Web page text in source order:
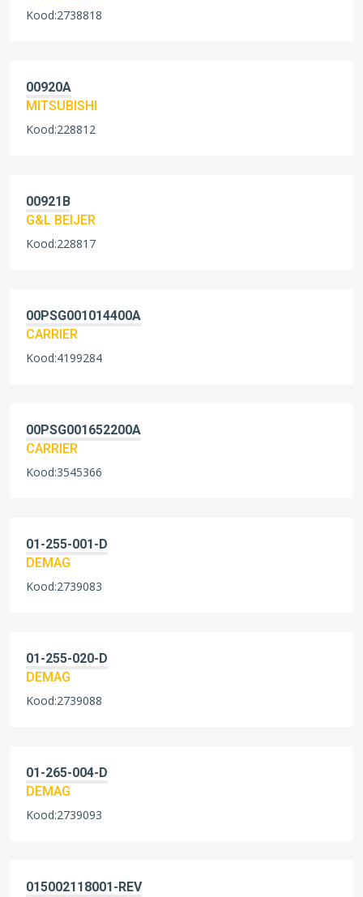
Kood:2738818
00920A
MITSUBISHI
Kood:228812
00921B
G&L BEIJER
Kood:228817
00PSG001014400A
CARRIER
Kood:4199284
00PSG001652200A
CARRIER
Kood:3545366
01-255-001-D
DEMAG
Kood:2739083
01-255-020-D
DEMAG
Kood:2739088
01-265-004-D
DEMAG
Kood:2739093
015002118001-REV